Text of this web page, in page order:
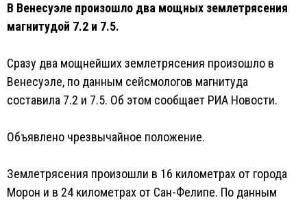
В Венесуэле произошло два мощных землетрясения
магнитудой 7.2 и 7.5.
Сразу два мощнейших землетрясения произошло в
Венесуэле, по данным сейсмологов магнитуда
составила 7.2 и 7.5. Об этом сообщает РИА Новости.
Объявлено чрезвычайное положение.
Землетрясения произошли в 16 километрах от города
Морон и в 24 километрах от Сан-Фелипе. По данным